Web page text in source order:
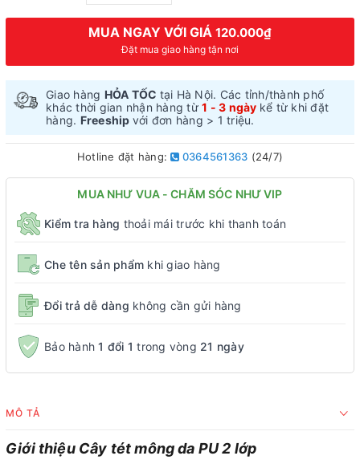
MUA NGAY VỚI GIÁ 120.000₫
Đặt mua giao hàng tận nơi
Giao hàng HỎA TỐC tại Hà Nội. Các tỉnh/thành phố
khác thời gian nhận hàng từ 1 - 3 ngày kể từ khi đặt
hàng. Freeship với đơn hàng > 1 triệu.
Hotline đặt hàng: 0364561363 (24/7)
MUA NHƯ VUA - CHĂM SÓC NHƯ VIP
Kiểm tra hàng thoải mái trước khi thanh toán
Che tên sản phẩm khi giao hàng
Đổi trả dễ dàng không cần gửi hàng
Bảo hành1 đổi 1 trong vòng 21 ngày
MÔ TẢ
Giới thiệu Cây tét mông da PU 2 lớp